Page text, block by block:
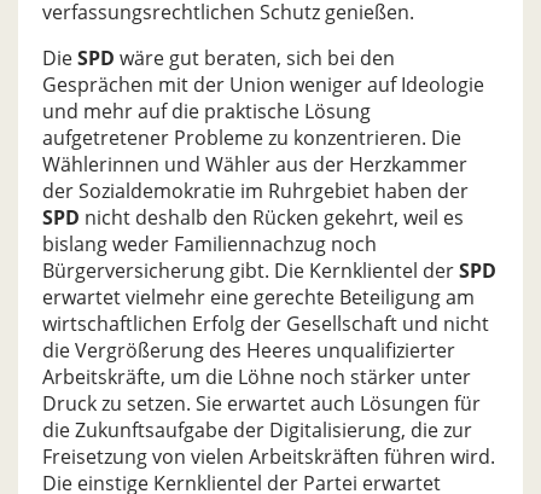
verfassungsrechtlichen Schutz genießen.
DieSPD wäre gut beraten, sich bei den
Gesprächen mit der Union weniger auf Ideologie
und mehr auf die praktische Lösung
aufgetretener Probleme zu konzentrieren. Die
Wählerinnen und Wähler aus der Herzkammer
der Sozialdemokratie im Ruhrgebiet haben der
SPD nicht deshalb den Rücken gekehrt, weil es
bislang weder Familiennachzug noch
Bürgerversicherung gibt. Die Kernklientel derSPD
erwartet vielmehr eine gerechte Beteiligung am
wirtschaftlichen Erfolg der Gesellschaft und nicht
die Vergrößerung des Heeres unqualifizierter
Arbeitskräfte, um die Löhne noch stärker unter
Druck zu setzen. Sie erwartet auch Lösungen für
die Zukunftsaufgabe der Digitalisierung, die zur
Freisetzung von vielen Arbeitskräften führen wird.
Die einstige Kernklientel der Partei erwartet